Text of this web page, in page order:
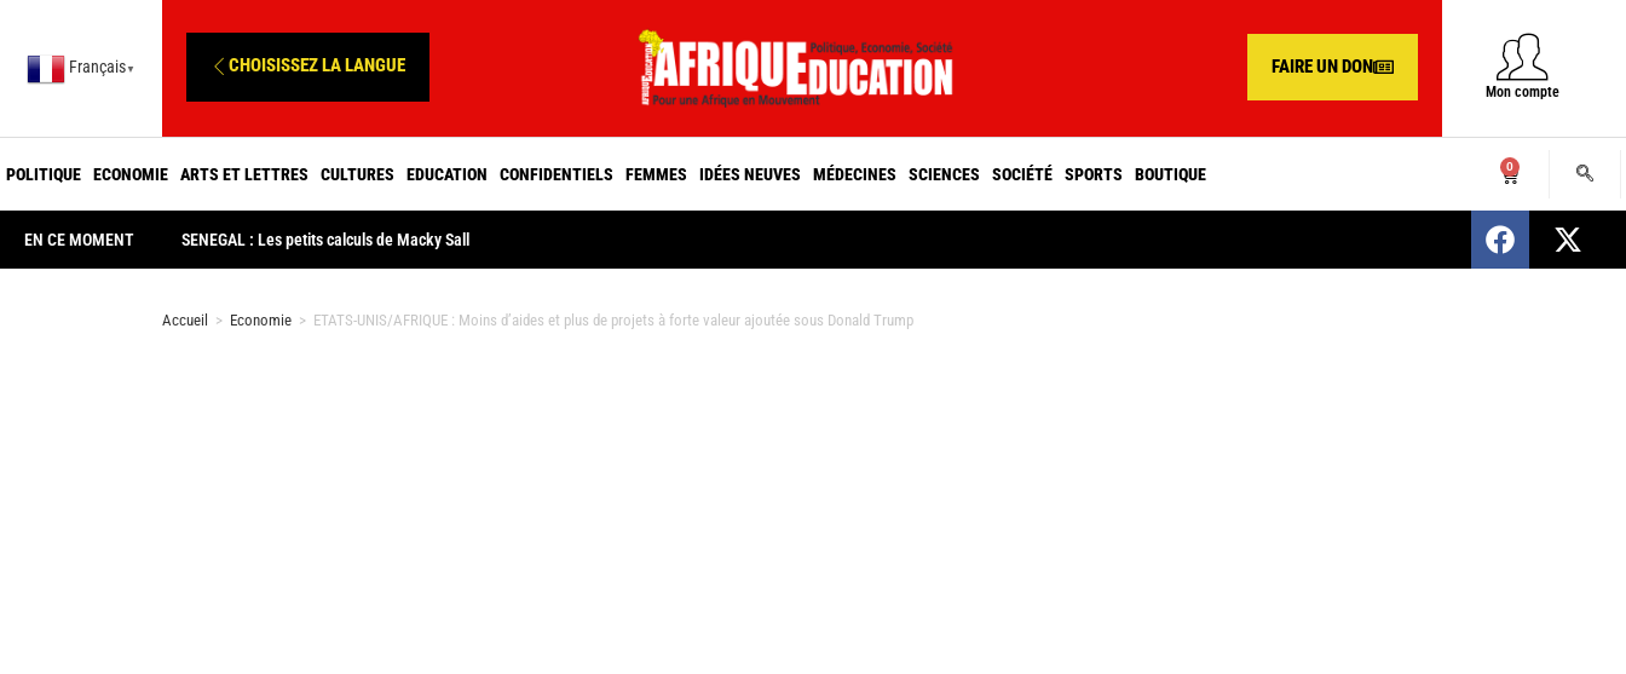
Français ▼ CHOISISSEZ LA LANGUE FAIRE UN DON
Mon compte
POLITIQUE ECONOMIE ARTS ET LETTRES CULTURES EDUCATION CONFIDENTIELS FEMMES IDÉES NEUVES MÉDECINES SCIENCES SOCIÉTÉ SPORTS BOUTIQUE 0
EN CE MOMENT SENEGAL : Les petits calculs de Macky Sall SENEGAL : Nomination d’un nouveau
Accueil > Economie > ETATS-UNIS/AFRIQUE : Moins d’aides et plus de projets à forte valeur ajoutée sous Donald Trump